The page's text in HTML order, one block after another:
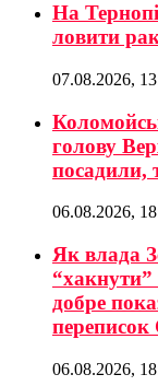
На
ловити
07.08.2026,
голову
посадили,
06.08.2026,
Як влада
“хакнути”
добре
переписок
06.08.2026,